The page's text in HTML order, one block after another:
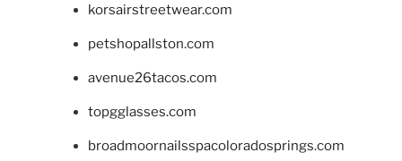
korsairstreetwear.com
petshopallston.com
avenue26tacos.com
topgglasses.com
broadmoornailsspacoloradosprings.com